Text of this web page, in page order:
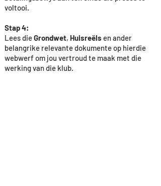
voltooi.
Stap 4:
Lees dieGrondwet, Huisreëls en ander
belangrike relevante dokumente op hierdie
webwerf om jou vertroud te maak met die
werking van die klub.